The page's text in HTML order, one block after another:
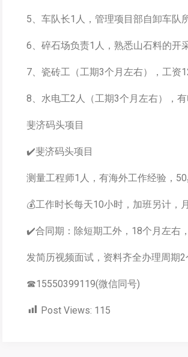
5、车队长1人，管理项目部自卸车队
6、碎石场负责1人，熟悉山石料的开
7、瓷砖工（工期3个月左右），工资
8、水电工2人（工期3个月左右），
斐济码头项目
✔️斐济码头项目
测量工程师1人，有海外工作经验，
💰工作时长每天10小时，加班另计，
✔️合同期：除短期工外，18个月左右
发简历视频面试，资料齐全办理周期2
☎15550399119(微信同号)
Post Views: 115